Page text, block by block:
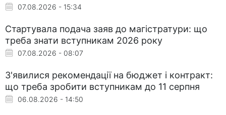
07.08.2026 - 15:34
Стартувала подача заяв до магістратури: що
треба знати вступникам 2026 року
07.08.2026 - 08:07
З'явилися рекомендації на бюджет і контракт:
що треба зробити вступникам до 11 серпня
06.08.2026 - 14:50